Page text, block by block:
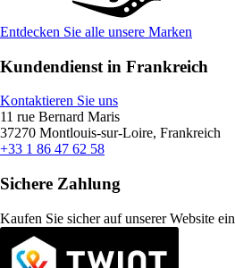
Entdecken Sie alle unsere Marken
Kundendienst in Frankreich
Kontaktieren Sie uns
11 rue Bernard Maris
37270 Montlouis-sur-Loire, Frankreich
+33 1 86 47 62 58
Sichere Zahlung
Kaufen Sie sicher auf unserer Website ein